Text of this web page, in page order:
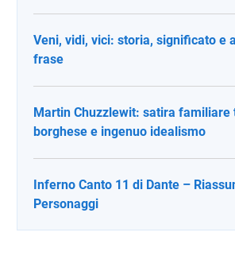
Veni, vidi, vici: storia, significato e
frase
Martin Chuzzlewit: satira familiare
borghese e ingenuo idealismo
Inferno Canto 11 di Dante –
Personaggi